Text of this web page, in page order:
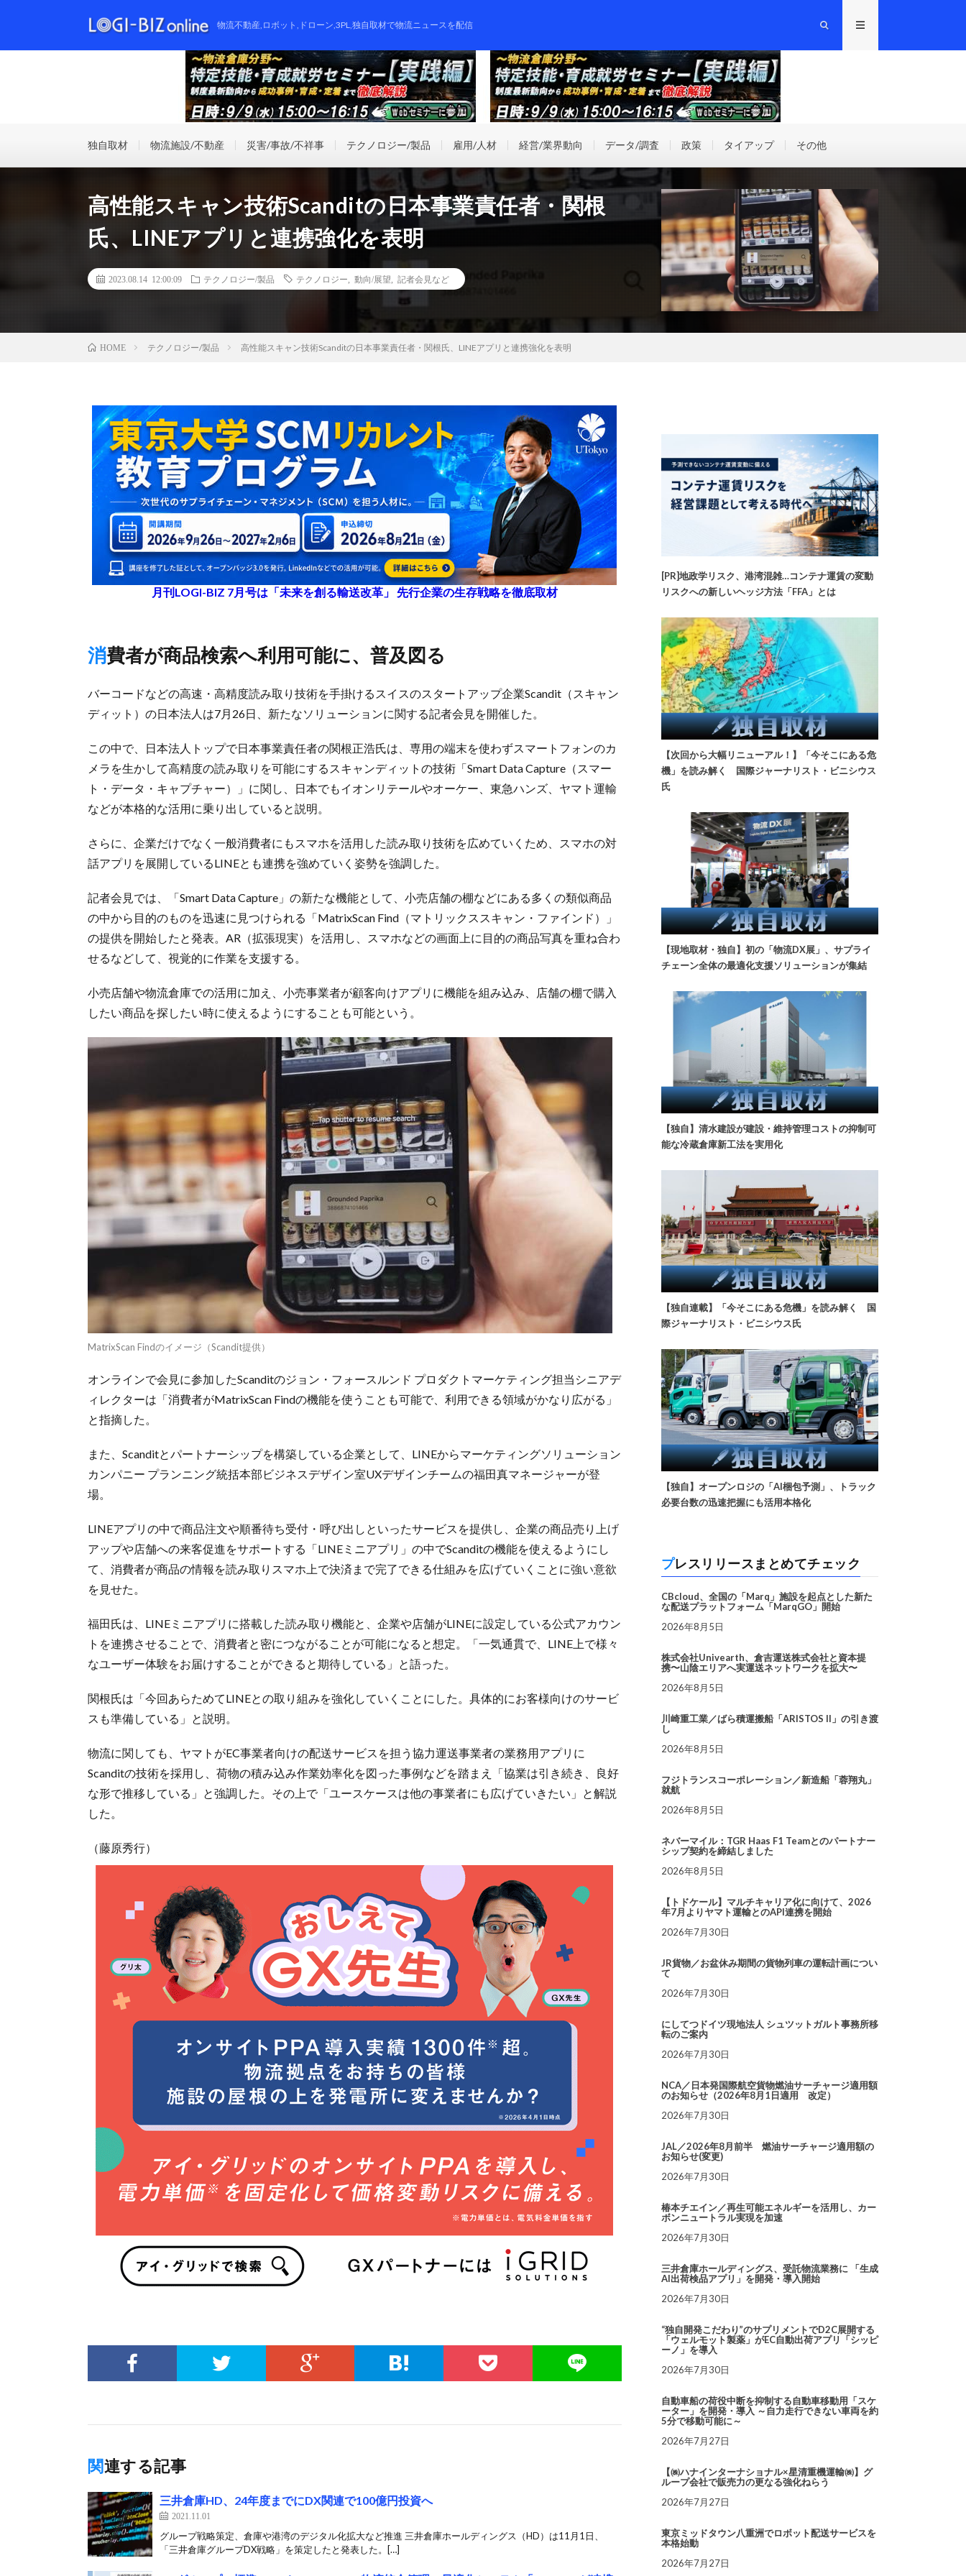
物流不動産,ロボット,ドローン,3PL,独自取材で物流ニュースを配信
独自取材 物流施設/不動産 災害/事故/不祥事 テクノロジー/製品 雇用/人材 経営/業界動向 データ/調査 政策 タイアップ その他
高性能スキャン技術Scanditの日本事業責任者・関根
氏、LINEアプリと連携強化を表明
2023.08.14 12:00:09 テクノロジー/製品 テクノロジー 動向/展望 記者会見など
HOME テクノロジー/製品 高性能スキャン技術Scanditの日本事業責任者・関根氏、LINEアプリと連携強化を表明
月刊LOGI-BIZ 7月号は「未来を創る輸送改革」 先行企業の生存戦略を徹底取材
消費者が商品検索へ利用可能に、普及図る
バーコードなどの高速・高精度読み取り技術を手掛けるスイスのスタートアップ企業Scandit（スキャン
ディット）の日本法人は7月26日、新たなソリューションに関する記者会見を開催した。
この中で、日本法人トップで日本事業責任者の関根正浩氏は、専用の端末を使わずスマートフォンのカ
メラを生かして高精度の読み取りを可能にするスキャンディットの技術「Smart Data Capture（スマー
ト・データ・キャプチャー）」に関し、日本でもイオンリテールやオーケー、東急ハンズ、ヤマト運輸
などが本格的な活用に乗り出していると説明。
さらに、企業だけでなく一般消費者にもスマホを活用した読み取り技術を広めていくため、スマホの対
話アプリを展開しているLINEとも連携を強めていく姿勢を強調した。
記者会見では、「Smart Data Capture」の新たな機能として、小売店舗の棚などにある多くの類似商品
の中から目的のものを迅速に見つけられる「MatrixScan Find（マトリックススキャン・ファインド）」
の提供を開始したと発表。AR（拡張現実）を活用し、スマホなどの画面上に目的の商品写真を重ね合わ
せるなどして、視覚的に作業を支援する。
小売店舗や物流倉庫での活用に加え、小売事業者が顧客向けアプリに機能を組み込み、店舗の棚で購入
したい商品を探したい時に使えるようにすることも可能という。
MatrixScan Findのイメージ（Scandit提供）
オンラインで会見に参加したScanditのジョン・フォースルンド プロダクトマーケティング担当シニアデ
ィレクターは「消費者がMatrixScan Findの機能を使うことも可能で、利用できる領域がかなり広がる」
と指摘した。
また、Scanditとパートナーシップを構築している企業として、LINEからマーケティングソリューション
カンパニー プランニング統括本部ビジネスデザイン室UXデザインチームの福田真マネージャーが登
場。
LINEアプリの中で商品注文や順番待ち受付・呼び出しといったサービスを提供し、企業の商品売り上げ
アップや店舗への来客促進をサポートする「LINEミニアプリ」の中でScanditの機能を使えるようにし
て、消費者が商品の情報を読み取りスマホ上で決済まで完了できる仕組みを広げていくことに強い意欲
を見せた。
福田氏は、LINEミニアプリに搭載した読み取り機能と、企業や店舗がLINEに設定している公式アカウン
トを連携させることで、消費者と密につながることが可能になると想定。「一気通貫で、LINE上で様々
なユーザー体験をお届けすることができると期待している」と語った。
関根氏は「今回あらためてLINEとの取り組みを強化していくことにした。具体的にお客様向けのサービ
スも準備している」と説明。
物流に関しても、ヤマトがEC事業者向けの配送サービスを担う協力運送事業者の業務用アプリに
Scanditの技術を採用し、荷物の積み込み作業効率化を図った事例などを踏まえ「協業は引き続き、良好
な形で推移している」と強調した。その上で「ユースケースは他の事業者にも広げていきたい」と解説
した。
（藤原秀行）
関連する記事
三井倉庫HD、24年度までにDX関連で100億円投資へ
2021.11.01
グループ戦略策定、倉庫や港湾のデジタル化拡大など推進 三井倉庫ホールディングス（HD）は11月1日、
「三井倉庫グループDX戦略」を策定したと発表した。[…]
[PR]地政学リスク、港湾混雑…コンテナ運賃の変動
リスクへの新しいヘッジ方法「FFA」とは
【次回から大幅リニューアル！】「今そこにある危
機」を読み解く 国際ジャーナリスト・ビニシウス
氏
【現地取材・独自】初の「物流DX展」、サプライ
チェーン全体の最適化支援ソリューションが集結
【独自】清水建設が建設・維持管理コストの抑制可
能な冷蔵倉庫新工法を実用化
【独自連載】「今そこにある危機」を読み解く 国
際ジャーナリスト・ビニシウス氏
【独自】オープンロジの「AI梱包予測」、トラック
必要台数の迅速把握にも活用本格化
プレスリリースまとめてチェック
CBcloud、全国の「Marq」施設を起点とした新た
な配送プラットフォーム「MarqGO」開始
2026年8月5日
株式会社Univearth、倉吉運送株式会社と資本提
携〜山陰エリアへ実運送ネットワークを拡大〜
2026年8月5日
川崎重工業／ばら積運搬船「ARISTOS II」の引き渡
し
2026年8月5日
フジトランスコーポレーション／新造船「蓉翔丸」
就航
2026年8月5日
ネバーマイル：TGR Haas F1 Teamとのパートナー
シップ契約を締結しました
2026年8月5日
【トドケール】マルチキャリア化に向けて、2026
年7月よりヤマト運輸とのAPI連携を開始
2026年7月30日
JR貨物／お盆休み期間の貨物列車の運転計画につい
て
2026年7月30日
にしてつドイツ現地法人 シュツットガルト事務所移
転のご案内
2026年7月30日
NCA／日本発国際航空貨物燃油サーチャージ適用額
のお知らせ（2026年8月1日適用 改定）
2026年7月30日
JAL／2026年8月前半 燃油サーチャージ適用額の
お知らせ(変更)
2026年7月30日
椿本チエイン／再生可能エネルギーを活用し、カー
ボンニュートラル実現を加速
2026年7月30日
三井倉庫ホールディングス、受託物流業務に 「生成
AI出荷検品アプリ」を開発・導入開始
2026年7月30日
“独自開発こだわり”のサプリメントでD2C展開する
「ウェルモット製薬」がEC自動出荷アプリ「シッピ
ーノ」を導入
2026年7月30日
自動車船の荷役中断を抑制する自動車移動用「スケ
ーター」を開発・導入 ～自力走行できない車両を約
5分で移動可能に～
2026年7月27日
【㈱ハナインターナショナル×星清重機運輸㈱】グ
ループ会社で販売力の更なる強化ねらう
2026年7月27日
東京ミッドタウン八重洲でロボット配送サービスを
本格始動
2026年7月27日